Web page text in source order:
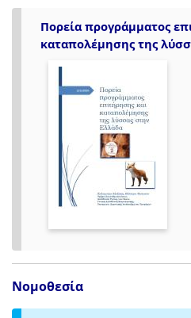
Πορεία προγράμματος
καταπολέμησης της
Νομοθεσία